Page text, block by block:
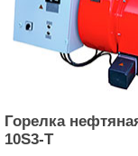
Горелка
10S3-T